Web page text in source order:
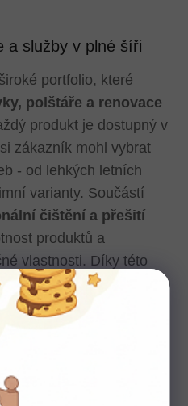
a služby v plné šíři
portfolio, které
polštáře a renovace
produkt je dostupný v
zákazník mohl vybrat
- od lehkých letních
varianty. Součástí
čištění a přešití
produktů a
vlastnosti. Díky této
peří stává spolehlivým
chtějí investovat do
nabízí?